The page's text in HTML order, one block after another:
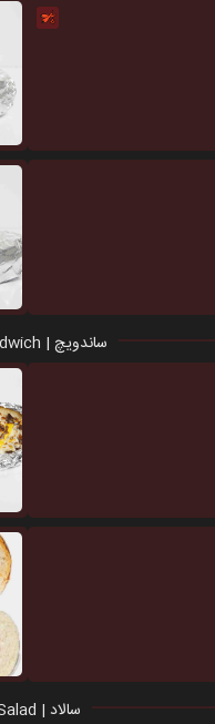
ساندویچ | Sandwich
سالاد | Salad